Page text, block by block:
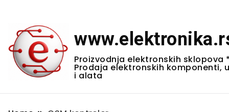
Proizvodnja elektronskih sklopova
Prodaja elektronskih komponenti,
i alata